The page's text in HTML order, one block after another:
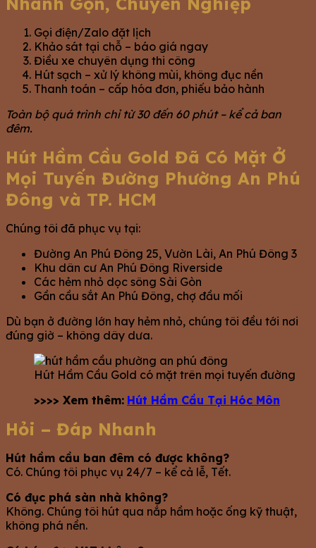
Gọi điện/Zalo đặt lịch
Khảo sát tại chỗ – báo giá ngay
Điều xe chuyên dụng thi công
Hút sạch – xử lý không mùi, không đục nền
Thanh toán – cấp hóa đơn, phiếu bảo hành
Toàn bộ quá trình chỉ từ 30 đến 60 phút – kể cả ban
đêm.
Hút Hầm Cầu Gold Đã Có Mặt Ở
Mọi Tuyến Đường Phường An Phú
Đông và TP. HCM
Chúng tôi đã phục vụ tại:
Đường An Phú Đông 25, Vườn Lài, An Phú Đông 3
Khu dân cư An Phú Đông Riverside
Các hẻm nhỏ dọc sông Sài Gòn
Gần cầu sắt An Phú Đông, chợ đầu mối
Dù bạn ở đường lớn hay hẻm nhỏ, chúng tôi đều tới nơi
đúng giờ – không dây dưa.
Hút Hầm Cầu Gold có mặt trên mọi tuyến đường
>>>> Xem thêm: Hút Hầm Cầu Tại Hóc Môn
Hỏi – Đáp Nhanh
Hút hầm cầu ban đêm có được không?
Có. Chúng tôi phục vụ 24/7 – kể cả lễ, Tết.
Có đục phá sàn nhà không?
Không. Chúng tôi hút qua nắp hầm hoặc ống kỹ thuật,
không phá nền.